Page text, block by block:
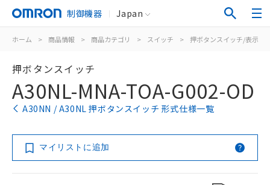
制御機器 Japan
ホーム > 商品情報 > 商品カテゴリ > スイッチ > 押ボタンスイッチ/表示灯
押ボタンスイッチ
A30NL-MNA-TOA-G002-OD
A30NN / A30NL 押ボタンスイッチ 形式仕様一覧
マイリストに追加